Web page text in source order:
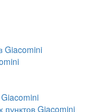
Giacomini
Giacomini